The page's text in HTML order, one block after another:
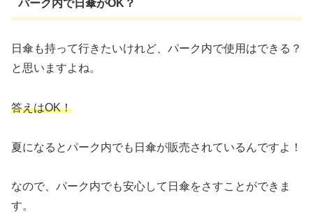
パーク内で日傘がOK？
日傘も持って行きたいけれど、パーク内で使用はできる？
と思いますよね。
答えはOK！
夏になるとパーク内でも日傘が販売されているんですよ！
なので、パーク内でも安心して日傘をさすことができま
す。